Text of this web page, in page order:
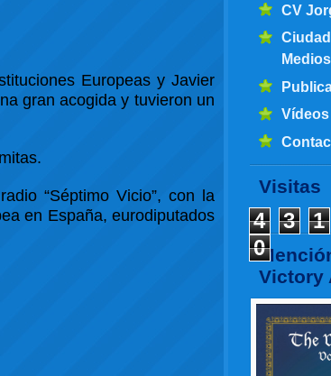
CV
Medios
Vídeos
Visitas
4 3 1
0
Victory
Europeas y Javier
gran acogida y tuvieron un
“Séptimo Vicio”, con la
en España, eurodiputados